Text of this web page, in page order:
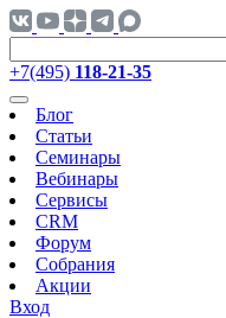
+7(495) 118-21-35
Блог
Статьи
Семинары
Вебинары
Сервисы
CRM
Форум
Собрания
Акции
Вход